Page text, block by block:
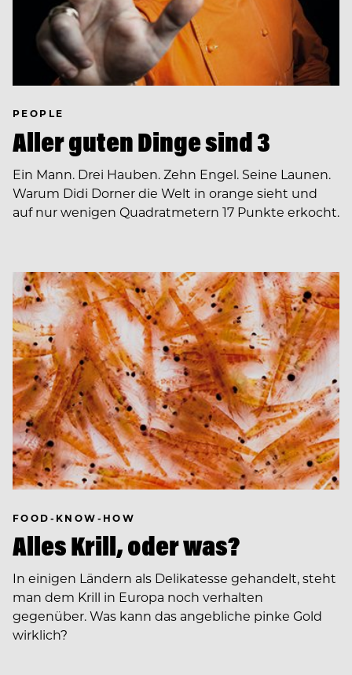
PEOPLE
Aller guten Dinge sind 3
Ein Mann. Drei Hauben. Zehn Engel. Seine Launen.
Warum Didi Dorner die Welt in orange sieht und
auf nur wenigen Quadratmetern 17 Punkte erkocht.
FOOD-KNOW-HOW
Alles Krill, oder was?
In einigen Ländern als Delikatesse gehandelt, steht
man dem Krill in Europa noch verhalten
gegenüber. Was kann das angebliche pinke Gold
wirklich?